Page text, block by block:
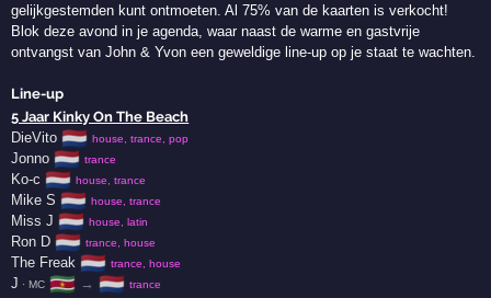
gelijkgestemden kunt ontmoeten. Al 75% van de kaarten is verkocht!
Blok deze avond in je agenda, waar naast de warme en gastvrije
ontvangst van John & Yvon een geweldige line-up op je staat te wachten.
Line-up
5 Jaar Kinky On The Beach
DieVito 🇳🇱 house, trance, pop
Jonno 🇳🇱 trance
Ko-c 🇳🇱 house, trance
Mike S 🇳🇱 house, trance
Miss J 🇳🇱 house, latin
Ron D 🇳🇱 trance, house
The Freak 🇳🇱 trance, house
J · MC 🇸🇷 → 🇳🇱 trance